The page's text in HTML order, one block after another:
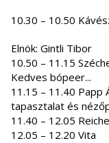
10.30 – 10.50
Elnök: Gintli Tibor
10.50 – 11.15
Kedves bópeer...
11.15 – 11.40 Papp
tapasztalat és
11.40 – 12.05
12.05 – 12.20 Vita